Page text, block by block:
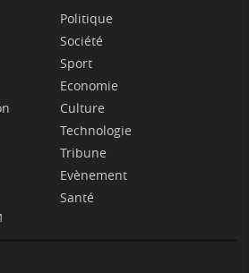
Politique
Société
Sport
Economie
Culture
Technologie
Tribune
Evènement
Santé